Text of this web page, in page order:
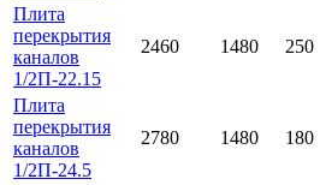
Плита
перекрытия
каналов
1/2П-22.15
2460 1480 250
Плита
перекрытия
каналов
1/2П-24.5
2780 1480 180